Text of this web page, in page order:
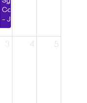
Complexes
- Jour 2
3 4 5